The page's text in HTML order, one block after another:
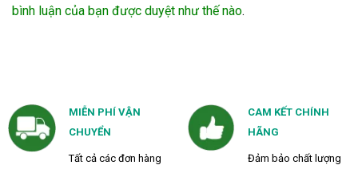
bình luận của bạn được duyệt như thế nào.
MIỄN PHÍ VẬN
CHUYỂN
Tất cả các đơn hàng
CAM KẾT CHÍNH
HÃNG
Đảm bảo chất lượng